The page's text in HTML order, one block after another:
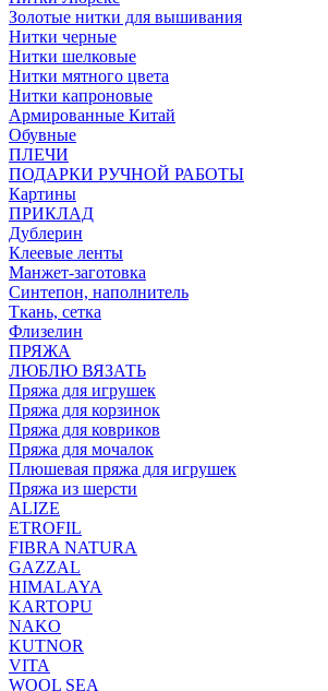
Золотые нитки для вышивания
Нитки черные
Нитки шелковые
Нитки мятного цвета
Нитки капроновые
Армированные Китай
Обувные
ПЛЕЧИ
ПОДАРКИ РУЧНОЙ РАБОТЫ
Картины
ПРИКЛАД
Дублерин
Клеевые ленты
Манжет-заготовка
Синтепон, наполнитель
Ткань, сетка
Флизелин
ПРЯЖА
ЛЮБЛЮ ВЯЗАТЬ
Пряжа для игрушек
Пряжа для корзинок
Пряжа для ковриков
Пряжа для мочалок
Плюшевая пряжа для игрушек
Пряжа из шерсти
ALIZE
ETROFIL
FIBRA NATURA
GAZZAL
HIMALAYA
KARTOPU
NAKO
KUTNOR
VITA
WOOL SEA